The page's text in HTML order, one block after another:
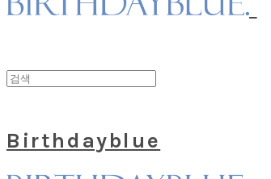
Birthdayblue